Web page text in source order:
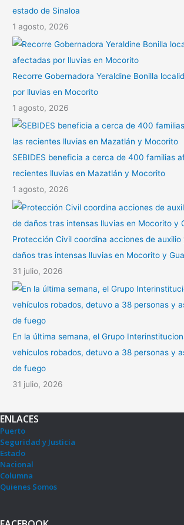
estado de Sinaloa
1 agosto, 2026
Recorre Gobernadora Yeraldine Bonilla
por lluvias en Mocorito
1 agosto, 2026
SEBIDES beneficia a cerca de 400 familias
recientes lluvias en Mazatlán y Mocorito
1 agosto, 2026
Protección Civil coordina acciones de
daños tras intensas lluvias en Mocorito y
31 julio, 2026
En la última semana, el Grupo
vehículos robados, detuvo a 38 personas y
de fuego
31 julio, 2026
ENLACES
Puerto
Seguridad y Justicia
Estado
Nacional
Columna
Quienes Somos